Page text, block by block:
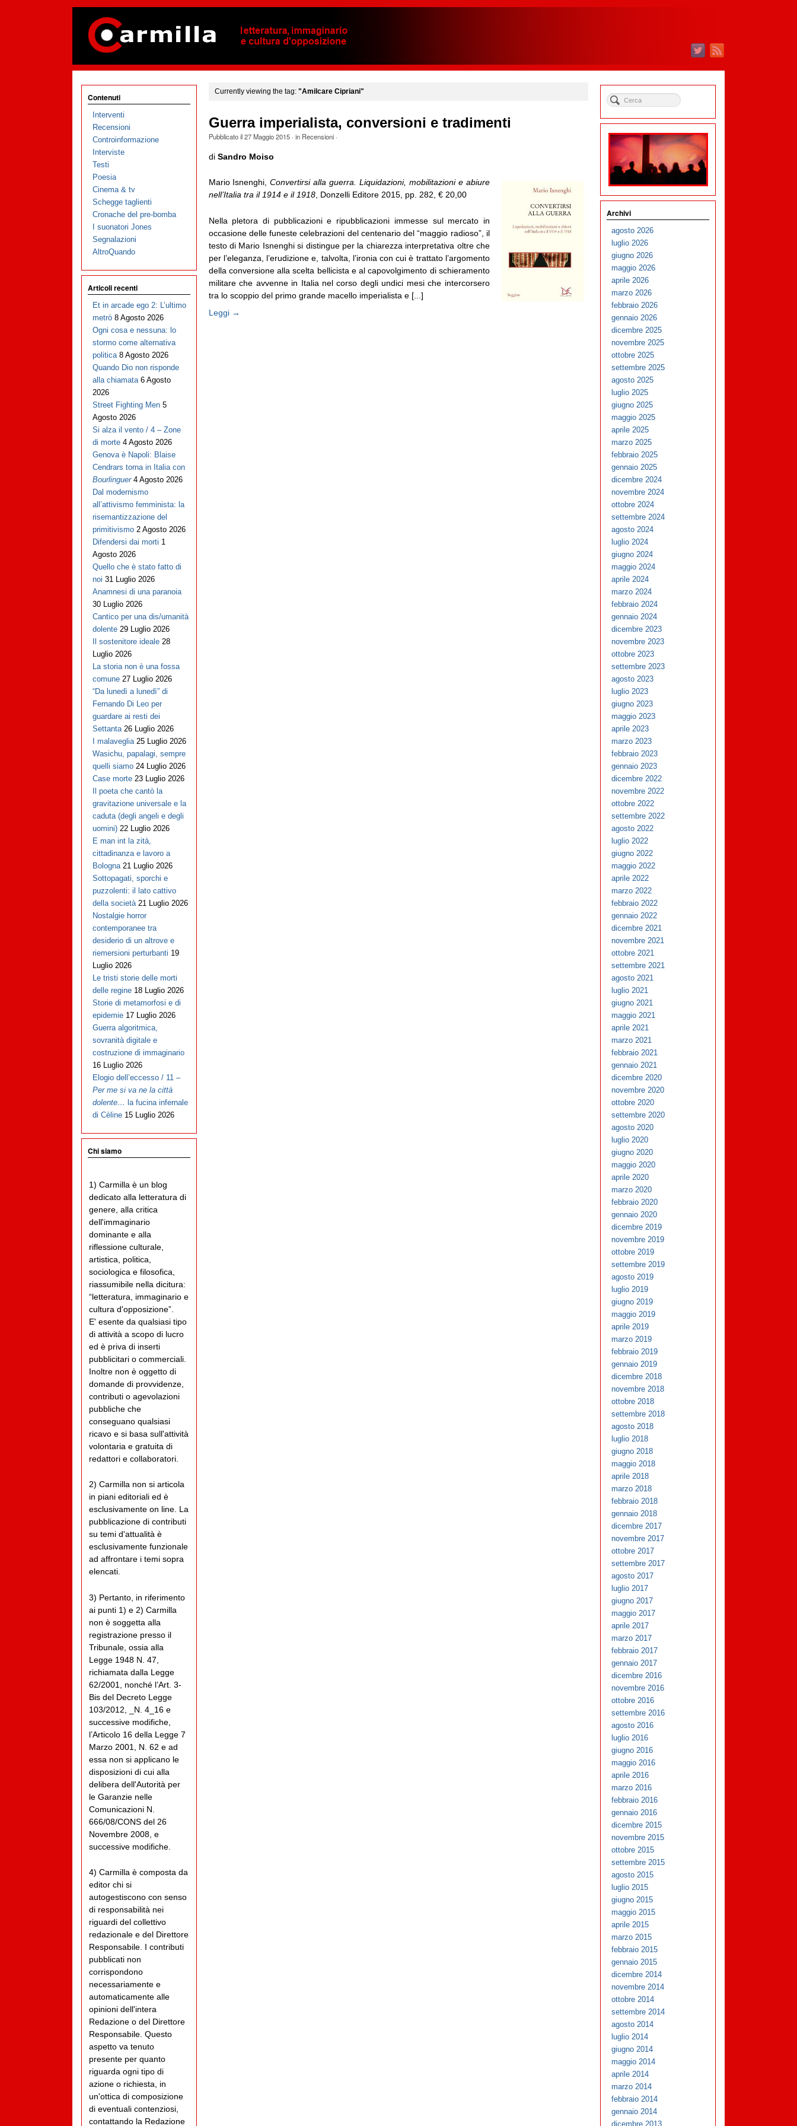
Currently viewing the tag: "Amilcare Cipriani"
Guerra imperialista, conversioni e tradimenti
Pubblicato il27 Maggio 2015· in Recensioni·
di Sandro Moiso
Mario Isnenghi,Convertirsi alla guerra. Liquidazioni, mobilitazioni e abiure
nell’Italia tra il 1914 e il 1918, Donzelli Editore 2015, pp. 282, € 20,00
Nella pletora di pubblicazioni e ripubblicazioni immesse sul mercato in
occasione delle funeste celebrazioni del centenario del “maggio radioso”, il
testo di Mario Isnenghi si distingue per la chiarezza interpretativa oltre che
per l’eleganza, l’erudizione e, talvolta, l’ironia con cui è trattato l’argomento
della conversione alla scelta bellicista e al capovolgimento di schieramento
militare che avvenne in Italia nel corso degli undici mesi che intercorsero
tra lo scoppio del primo grande macello imperialista e [...]
Leggi →
Contenuti
Interventi
Recensioni
Controinformazione
Interviste
Testi
Poesia
Cinema & tv
Schegge taglienti
Cronache del pre-bomba
I suonatori Jones
Segnalazioni
AltroQuando
Articoli recenti
Et in arcade ego 2: L’ultimo
metrò 8 Agosto 2026
Ogni cosa e nessuna: lo
stormo come alternativa
politica 8 Agosto 2026
Quando Dio non risponde
alla chiamata 6 Agosto
2026
Street Fighting Men 5
Agosto 2026
Si alza il vento / 4 – Zone
di morte 4 Agosto 2026
Genova è Napoli: Blaise
Cendrars torna in Italia con
Bourlinguer 4 Agosto 2026
Dal modernismo
all’attivismo femminista: la
risemantizzazione del
primitivismo 2 Agosto 2026
Difendersi dai morti 1
Agosto 2026
Quello che è stato fatto di
noi 31 Luglio 2026
Anamnesi di una paranoia
30 Luglio 2026
Cantico per una dis/umanità
dolente 29 Luglio 2026
Il sostenitore ideale 28
Luglio 2026
La storia non è una fossa
comune 27 Luglio 2026
“Da lunedì a lunedì” di
Fernando Di Leo per
guardare ai resti dei
Settanta 26 Luglio 2026
I malaveglia 25 Luglio 2026
Wasichu, papalagi, sempre
quelli siamo 24 Luglio 2026
Case morte 23 Luglio 2026
Il poeta che cantò la
gravitazione universale e la
caduta (degli angeli e degli
uomini) 22 Luglio 2026
E man int la zità,
cittadinanza e lavoro a
Bologna 21 Luglio 2026
Sottopagati, sporchi e
puzzolenti: il lato cattivo
della società 21 Luglio 2026
Nostalgie horror
contemporanee tra
desiderio di un altrove e
riemersioni perturbanti 19
Luglio 2026
Le tristi storie delle morti
delle regine 18 Luglio 2026
Storie di metamorfosi e di
epidemie 17 Luglio 2026
Guerra algoritmica,
sovranità digitale e
costruzione di immaginario
16 Luglio 2026
Elogio dell’eccesso / 11 –
Per me si va ne la città
dolente… la fucina infernale
di Cèline 15 Luglio 2026
Chi siamo
1) Carmilla è un blog
dedicato alla letteratura di
genere, alla critica
dell'immaginario
dominante e alla
riflessione culturale,
artistica, politica,
sociologica e filosofica,
riassumibile nella dicitura:
“letteratura, immaginario e
cultura d'opposizione”.
E' esente da qualsiasi tipo
di attività a scopo di lucro
ed è priva di inserti
pubblicitari o commerciali.
Inoltre non è oggetto di
domande di provvidenze,
contributi o agevolazioni
pubbliche che
conseguano qualsiasi
ricavo e si basa sull'attività
volontaria e gratuita di
redattori e collaboratori.
2) Carmilla non si articola
in piani editoriali ed è
esclusivamente on line. La
pubblicazione di contributi
su temi d'attualità è
esclusivamente funzionale
ad affrontare i temi sopra
elencati.
3) Pertanto, in riferimento
ai punti 1) e 2) Carmilla
non è soggetta alla
registrazione presso il
Tribunale, ossia alla
Legge 1948 N. 47,
richiamata dalla Legge
62/2001, nonché l’Art. 3-
Bis del Decreto Legge
103/2012, _N. 4_16 e
successive modifiche,
l’Articolo 16 della Legge 7
Marzo 2001, N. 62 e ad
essa non si applicano le
disposizioni di cui alla
delibera dell'Autorità per
le Garanzie nelle
Comunicazioni N.
666/08/CONS del 26
Novembre 2008, e
successive modifiche.
4) Carmilla è composta da
editor chi si
autogestiscono con senso
di responsabilità nei
riguardi del collettivo
redazionale e del Direttore
Responsabile. I contributi
pubblicati non
corrispondono
necessariamente e
automaticamente alle
opinioni dell'intera
Redazione o del Direttore
Responsabile. Questo
aspetto va tenuto
presente per quanto
riguarda ogni tipo di
azione o richiesta, in
un'ottica di composizione
di eventuali contenziosi,
contattando la Redazione
Archivi
agosto 2026
luglio 2026
giugno 2026
maggio 2026
aprile 2026
marzo 2026
febbraio 2026
gennaio 2026
dicembre 2025
novembre 2025
ottobre 2025
settembre 2025
agosto 2025
luglio 2025
giugno 2025
maggio 2025
aprile 2025
marzo 2025
febbraio 2025
gennaio 2025
dicembre 2024
novembre 2024
ottobre 2024
settembre 2024
agosto 2024
luglio 2024
giugno 2024
maggio 2024
aprile 2024
marzo 2024
febbraio 2024
gennaio 2024
dicembre 2023
novembre 2023
ottobre 2023
settembre 2023
agosto 2023
luglio 2023
giugno 2023
maggio 2023
aprile 2023
marzo 2023
febbraio 2023
gennaio 2023
dicembre 2022
novembre 2022
ottobre 2022
settembre 2022
agosto 2022
luglio 2022
giugno 2022
maggio 2022
aprile 2022
marzo 2022
febbraio 2022
gennaio 2022
dicembre 2021
novembre 2021
ottobre 2021
settembre 2021
agosto 2021
luglio 2021
giugno 2021
maggio 2021
aprile 2021
marzo 2021
febbraio 2021
gennaio 2021
dicembre 2020
novembre 2020
ottobre 2020
settembre 2020
agosto 2020
luglio 2020
giugno 2020
maggio 2020
aprile 2020
marzo 2020
febbraio 2020
gennaio 2020
dicembre 2019
novembre 2019
ottobre 2019
settembre 2019
agosto 2019
luglio 2019
giugno 2019
maggio 2019
aprile 2019
marzo 2019
febbraio 2019
gennaio 2019
dicembre 2018
novembre 2018
ottobre 2018
settembre 2018
agosto 2018
luglio 2018
giugno 2018
maggio 2018
aprile 2018
marzo 2018
febbraio 2018
gennaio 2018
dicembre 2017
novembre 2017
ottobre 2017
settembre 2017
agosto 2017
luglio 2017
giugno 2017
maggio 2017
aprile 2017
marzo 2017
febbraio 2017
gennaio 2017
dicembre 2016
novembre 2016
ottobre 2016
settembre 2016
agosto 2016
luglio 2016
giugno 2016
maggio 2016
aprile 2016
marzo 2016
febbraio 2016
gennaio 2016
dicembre 2015
novembre 2015
ottobre 2015
settembre 2015
agosto 2015
luglio 2015
giugno 2015
maggio 2015
aprile 2015
marzo 2015
febbraio 2015
gennaio 2015
dicembre 2014
novembre 2014
ottobre 2014
settembre 2014
agosto 2014
luglio 2014
giugno 2014
maggio 2014
aprile 2014
marzo 2014
febbraio 2014
gennaio 2014
dicembre 2013